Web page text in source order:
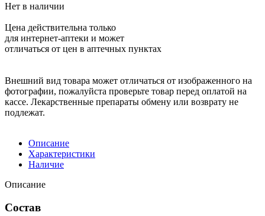
Нет в наличии
Цена действительна только
для интернет-аптеки и может
отличаться от цен в аптечных пунктах
Внешний вид товара может отличаться от изображенного на
фотографии, пожалуйста проверьте товар перед оплатой на
кассе. Лекарственные препараты обмену или возврату не
подлежат.
Описание
Характеристики
Наличие
Описание
Состав